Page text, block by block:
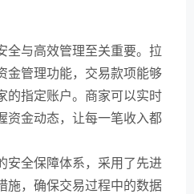
全与高效管理至关重要。拉
金管理功能，交易款项能够
的指定账户。商家可以实时
资金动态，让每一笔收入都
安全保障体系，采用了先进
施，确保交易过程中的数据